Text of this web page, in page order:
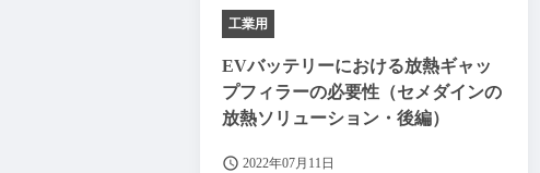
工業用
EVバッテリーにおける放熱ギャッ
プフィラーの必要性（セメダインの
放熱ソリューション・後編）
2022年07月11日